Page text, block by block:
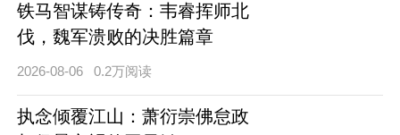
铁马智谋铸传奇：韦睿挥师北
伐，魏军溃败的决胜篇章
2026-08-06 0.2万阅读
执念倾覆江山：萧衍崇佛怠政